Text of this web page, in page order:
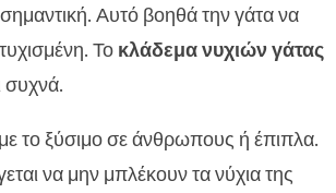
Αυτό βοηθά την γάτα να
Το κλάδεμα νυχιών γάτας
συχνά.
το ξύσιμο σε άνθρωπους ή έπιπλα.
να μην μπλέκουν τα νύχια της